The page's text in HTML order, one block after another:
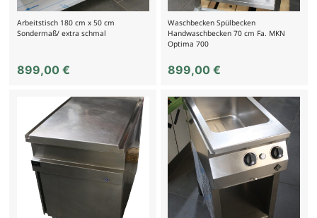
Arbeitstisch 180 cm x 50 cm
Sondermaß/ extra schmal
899,00 €
Waschbecken Spülbecken
Handwaschbecken 70 cm Fa. MKN
Optima 700
899,00€